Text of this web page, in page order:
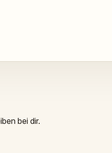
bei dir.